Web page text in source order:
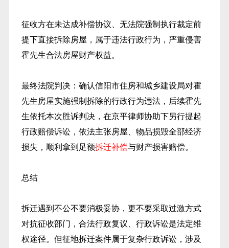
征收方在未达成补偿协议、无法院强制执行裁定前
提下直接拆除房屋，属于违法行政行为，严重侵害
霍先生合法房屋财产权益。
最终法院判决：确认信阳市住房和城乡建设局对霍
先生房屋实施强制拆除的行政行为违法，后续霍先
生依托本次胜诉判决，在京平律师协助下另行提起
行政赔偿诉讼，依法主张房屋、物品损毁全部经济
损失，顺利拿到足额拆迁补偿与财产损害赔偿。
总结
拆迁遇到不公不要消极妥协，更不要采取过激方式
对抗征收部门，合法行政复议、行政诉讼是法定维
权途径。但征地拆迁案件属于复杂行政诉讼，涉及